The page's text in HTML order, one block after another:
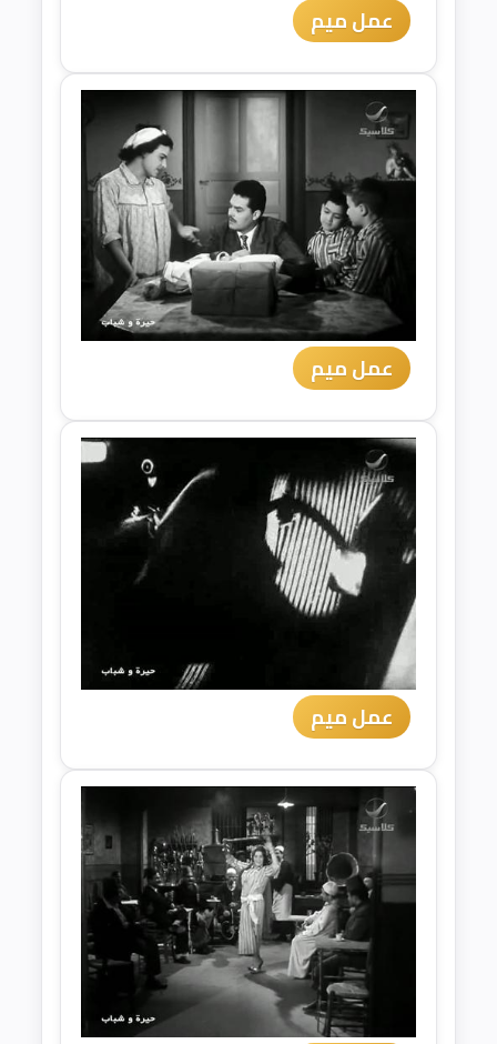
عمل ميم
عمل ميم
عمل ميم